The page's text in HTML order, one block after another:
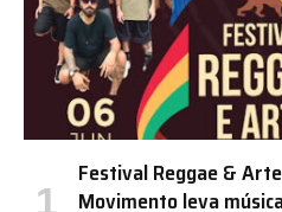
Festival Reggae &
Movimento leva